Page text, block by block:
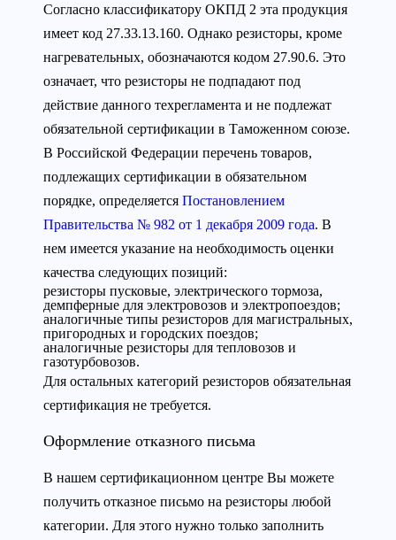
Согласно классификатору ОКПД 2 эта продукция
имеет код 27.33.13.160. Однако резисторы, кроме
нагревательных, обозначаются кодом 27.90.6. Это
означает, что резисторы не подпадают под
действие данного техрегламента и не подлежат
обязательной сертификации в Таможенном союзе.
В Российской Федерации перечень товаров,
подлежащих сертификации в обязательном
порядке, определяется Постановлением
Правительства № 982 от 1 декабря 2009 года. В
нем имеется указание на необходимость оценки
качества следующих позиций:
резисторы пусковые, электрического тормоза,
демпферные для электровозов и электропоездов;
аналогичные типы резисторов для магистральных,
пригородных и городских поездов;
аналогичные резисторы для тепловозов и
газотурбовозов.
Для остальных категорий резисторов обязательная
сертификация не требуется.
Оформление отказного письма
В нашем сертификационном центре Вы можете
получить отказное письмо на резисторы любой
категории. Для этого нужно только заполнить